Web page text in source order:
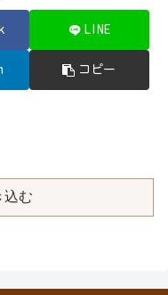
LINE
コピー
込む